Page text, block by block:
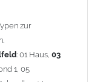
können wir
zur
: 01 Haus, 03
1, 05